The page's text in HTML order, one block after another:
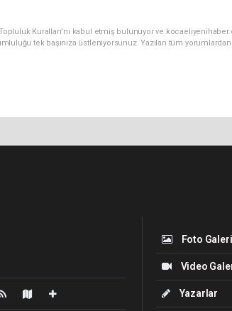
Kuralları’nı kabul etmiş bulunuyor ve
tek başınıza üstleniyorsunuz. Yazılan tüm
Foto Galeri
Video
Yazarlar